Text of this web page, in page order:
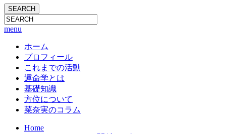
menu
ホーム
プロフィール
これまでの活動
運命学とは
基礎知識
方位について
菜奈実のコラム
Home